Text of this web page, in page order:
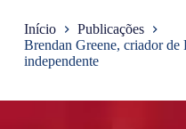
Início
Publicações
Brendan Greene, criador
independente